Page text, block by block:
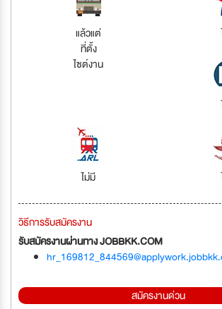
แล้วแต่
ที่ตั้ง
ไซต์งาน
ไม่มี
วิธีการรับสมัครงาน
รับสมัครงานผ่านทาง JOBBKK.COM
สมัครงานด่วน